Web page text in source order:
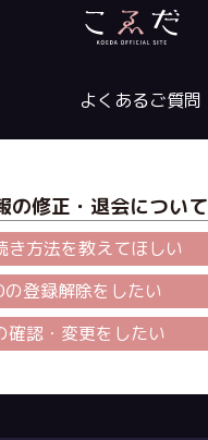
よくあるご質問
の修正・退会について
き方法を教えてほしい
の登録解除をしたい
確認・変更をしたい